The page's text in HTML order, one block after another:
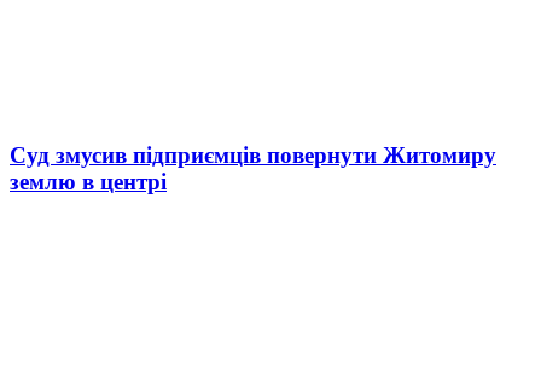
Суд змусив підприємців повернути Житомиру
землю в центрі